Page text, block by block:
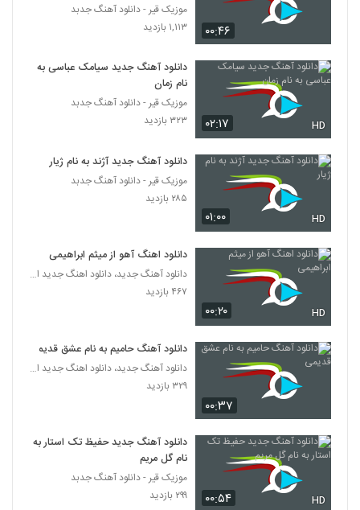
Salar Aghili Darvish
۸۵۳ بازدید
دانلود آهنگ جدید و زیبای سالار عقیلی با نام
دلبر عیار
۱,۸۲۱ بازدید
605
دانلود آهنگ سالار عقیلی صورتگر (Salar
Aghili Sooratgar)
موزیک زیبای عهد کردم از ایوان بند
۲,۴۳۴ بازدید
موزیک زیبای ای یار از سینا شعبانخانی
دانلود آهنگ به کی بگم از امیرعلی
دانلود آهنگ ابوالفضل اسماعیلی سرگردون
(Abolfazl Esmaeili Sargardoonam)
۱,۶۸۸ بازدید
610
موزیک زیبای حس دوست داشتن از سام نیا
۱,۱۷۸ بازدید
۰۰:۴۶
موزیک قیر - دانلود آهنگ جدبد
۱,۱۱۳ بازدید
۰۲:۱۷ HD
دانلود آهنگ جدید سیامک عباسی به
نام زمان
موزیک قیر - دانلود آهنگ جدبد
۳۲۳ بازدید
۰۱:۰۰ HD
دانلود آهنگ جدید آژند به نام ژیار
موزیک قیر - دانلود آهنگ جدبد
۲۸۵ بازدید
۰۰:۲۰ HD
دانلود اهنگ آهو از میثم ابراهیمی
دانلود آهنگ جدید، دانلود اهنگ جدید ایرانی
۴۶۷ بازدید
۰۰:۳۷
دانلود آهنگ حامیم به نام عشق قدیمی
دانلود آهنگ جدید، دانلود اهنگ جدید ایرانی
۳۲۹ بازدید
۰۰:۵۴ HD
دانلود آهنگ جدید حفیظ تک استار به
نام گل مریم
موزیک قیر - دانلود آهنگ جدبد
۲۹۹ بازدید